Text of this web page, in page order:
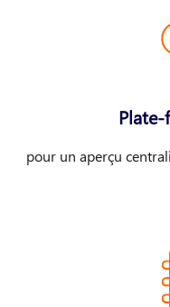
pour un aperçu